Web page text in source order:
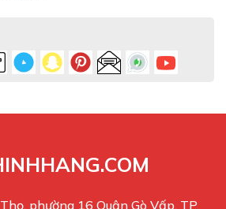
phường 16 Quận Gò Vấp, TP